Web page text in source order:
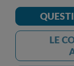
LE